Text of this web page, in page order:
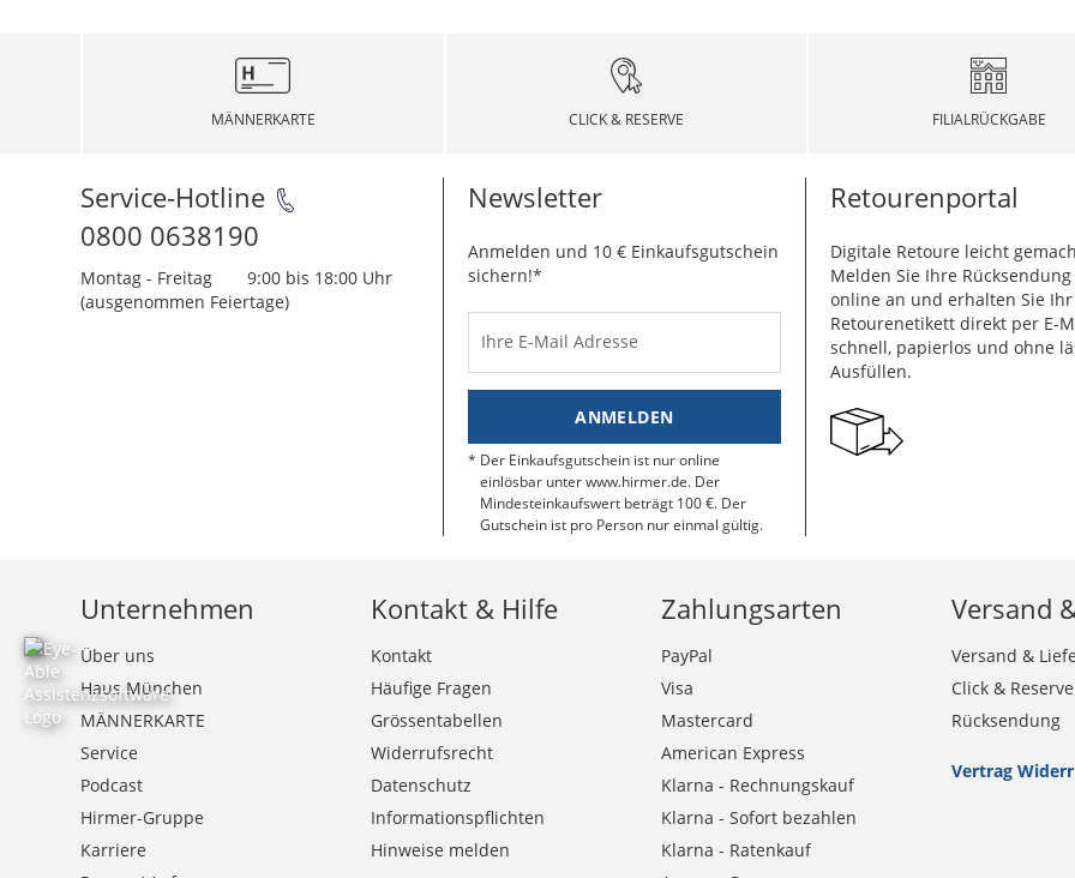
MÄNNERKARTE CLICK & RESERVE FILIALRÜCKGABE
Service-Hotline
0800 0638190
Montag - Freitag
9:00 bis 18:00 Uhr
(ausgenommen Feiertage)
Newsletter
Anmelden und 10 € Einkaufsgutschein
sichern!*
Ihre E-Mail Adresse
ANMELDEN
Der Einkaufsgutschein ist nur online
einlösbar unter www.hirmer.de. Der
Mindesteinkaufswert beträgt 100 €. Der
Gutschein ist pro Person nur einmal gültig.
Retourenportal
Digitale Retoure leicht
Melden Sie Ihre
online an und erhalten Sie Ihr
Retourenetikett direkt per E-
schnell, papierlos und ohne
Ausfüllen.
Unternehmen
Über uns
Haus München
MÄNNERKARTE
Service
Podcast
Hirmer-Gruppe
Karriere
Kontakt & Hilfe
Kontakt
Häufige Fragen
Grössentabellen
Widerrufsrecht
Datenschutz
Informationspflichten
Hinweise melden
Zahlungsarten
PayPal
Visa
Mastercard
American Express
Klarna - Rechnungskauf
Klarna - Sofort bezahlen
Klarna - Ratenkauf
Versand
Versand &
Click & Reserve
Rücksendung
Vertrag